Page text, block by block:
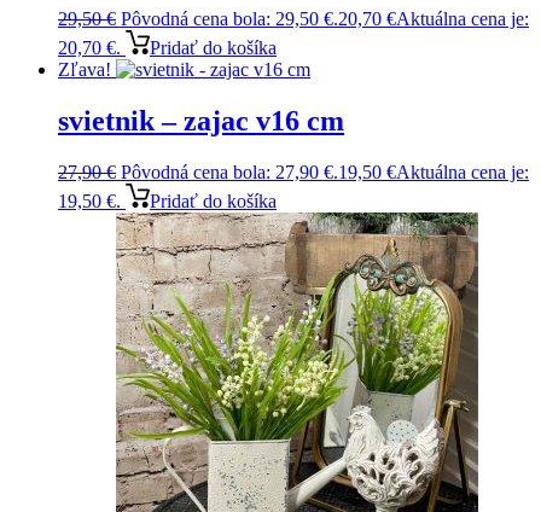
29,50€ Pôvodná cena bola: 29,50 €.20,70 €Aktuálna cena je:
20,70 €.
Pridať do košíka
Zľava!
svietnik – zajac v16 cm
27,90€ Pôvodná cena bola: 27,90 €.19,50 €Aktuálna cena je:
19,50 €.
Pridať do košíka